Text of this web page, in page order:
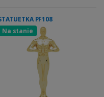
PF108
Na stanie